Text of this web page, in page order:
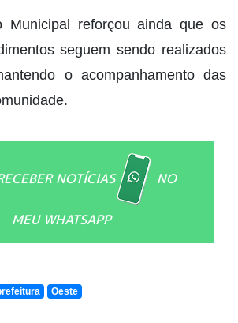
Municipal reforçou ainda que os
seguem sendo realizados
o acompanhamento das
NOTÍCIAS NO
MEU WHATSAPP
Oeste